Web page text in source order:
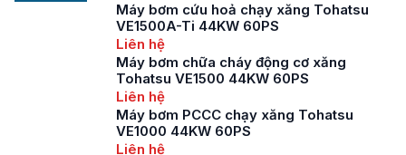
Máy bơm cứu hoả chạy xăng Tohatsu
VE1500A-Ti 44KW 60PS
Liên hệ
Máy bơm chữa cháy động cơ xăng
Tohatsu VE1500 44KW 60PS
Liên hệ
Máy bơm PCCC chạy xăng Tohatsu
VE1000 44KW 60PS
Liên hệ